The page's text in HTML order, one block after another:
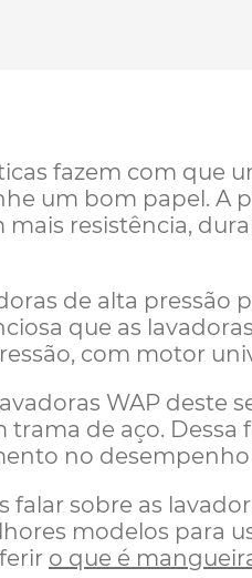
fazem com que
um bom papel. A
resistência,
de alta
que as
com motor
WAP deste
trama de aço.
no
falar sobre as
modelos para
o que é